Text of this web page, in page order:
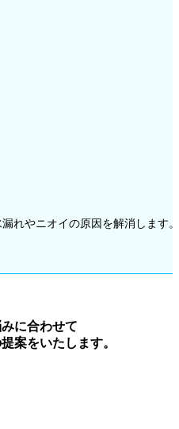
れやニオイの原因を解消します。
に合わせて
案をいたします。